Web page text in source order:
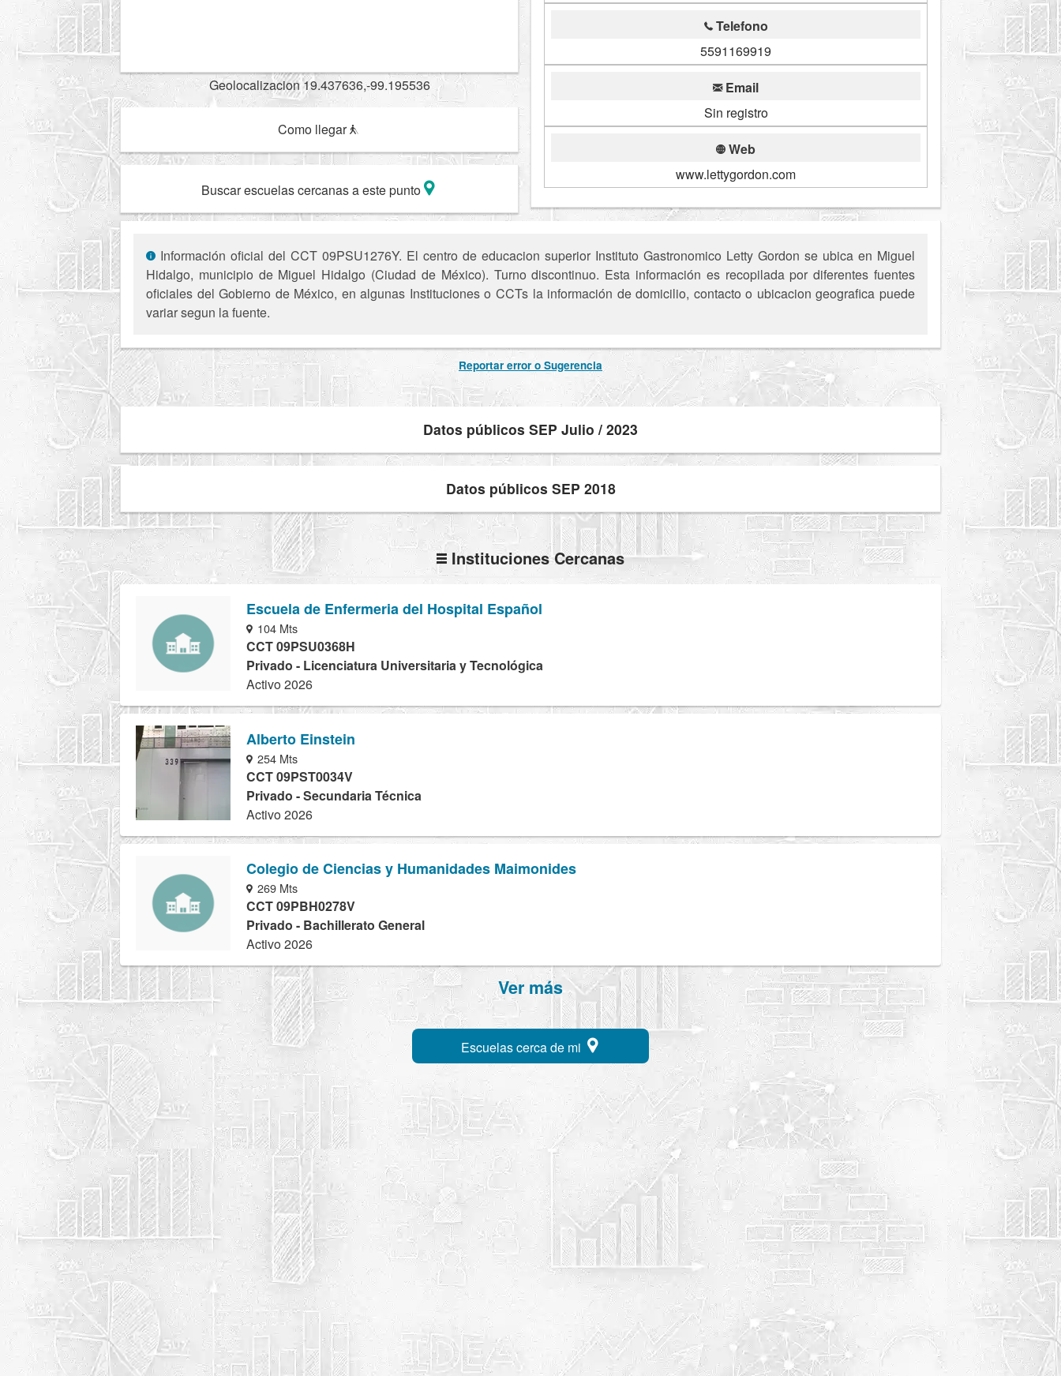
Geolocalizacion 19.437636,-99.195536
Como llegar
Buscar escuelas cercanas a este punto
Telefono
5591169919
Email
Sin registro
Web
www.lettygordon.com
Información oficial del CCT 09PSU1276Y. El centro de educacion superior Instituto Gastronomico Letty Gordon se ubica en Miguel
Hidalgo, municipio de Miguel Hidalgo (Ciudad de México). Turno discontinuo. Esta información es recopilada por diferentes fuentes
oficiales del Gobierno de México, en algunas Instituciones o CCTs la información de domicilio, contacto o ubicacion geografica puede
variar segun la fuente.
Reportar error o Sugerencia
Datos públicos SEP Julio / 2023
Datos públicos SEP 2018
Instituciones Cercanas
Escuela de Enfermeria del Hospital Español
104 Mts
CCT 09PSU0368H
Privado - Licenciatura Universitaria y Tecnológica
Activo 2026
Alberto Einstein
254 Mts
CCT 09PST0034V
Privado - Secundaria Técnica
Activo 2026
Colegio de Ciencias y Humanidades Maimonides
269 Mts
CCT 09PBH0278V
Privado - Bachillerato General
Activo 2026
Ver más
Escuelas cerca de mi